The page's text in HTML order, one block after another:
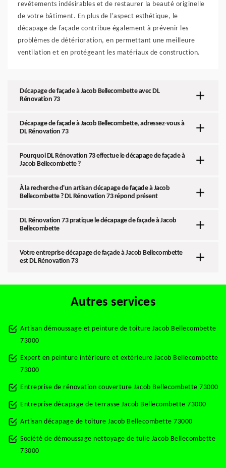
revêtements indésirables et de restaurer la beauté originelle
de votre bâtiment. En plus de l'aspect esthétique, le
décapage de façade contribue également à prévenir les
problèmes de détérioration, en permettant une meilleure
ventilation et en protégeant les matériaux de construction.
Décapage de façade à Jacob Bellecombette avec DL
Rénovation 73
Décapage de façade à Jacob Bellecombette, adressez-vous à
DL Rénovation 73
Pourquoi DL Rénovation 73 effectue le décapage de façade à
Jacob Bellecombette ?
À la recherche d'un artisan décapage de façade à Jacob
Bellecombette ? DL Rénovation 73 répond présent
DL Rénovation 73 pratique le décapage de façade à Jacob
Bellecombette
Votre entreprise décapage de façade à Jacob Bellecombette
est DL Rénovation 73
Autres services
Artisan démoussage et peinture de toiture Jacob Bellecombette
73000
Expert en peinture intérieure et extérieure Jacob Bellecombette
73000
Entreprise de rénovation couverture Jacob Bellecombette 73000
Entreprise décapage de terrasse Jacob Bellecombette 73000
Artisan décapage de toiture Jacob Bellecombette 73000
Société de démoussage nettoyage de tuile Jacob Bellecombette
73000